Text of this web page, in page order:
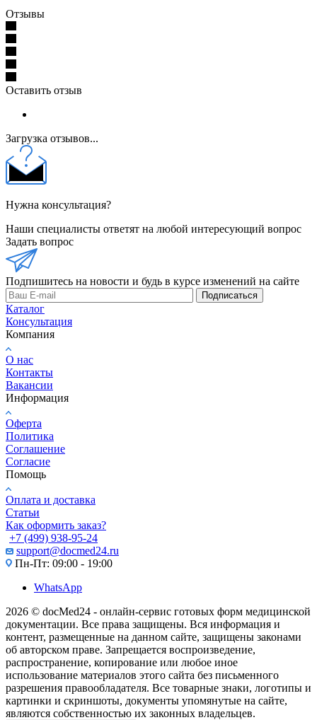
Отзывы
Оставить отзыв
Загрузка отзывов...
Нужна консультация?
Наши специалисты ответят на любой интересующий вопрос
Задать вопрос
Подпишитесь на новости и будь в курсе изменений на сайте
Подписаться
Каталог
Консультация
Компания
О нас
Контакты
Вакансии
Информация
Оферта
Политика
Соглашение
Согласие
Помощь
Оплата и доставка
Статьи
Как оформить заказ?
+7 (499) 938-95-24
support@docmed24.ru
Пн-Пт: 09:00 - 19:00
WhatsApp
2026 © docMed24 - онлайн-сервис готовых форм медицинской
документации. Все права защищены. Вся информация и
контент, размещенные на данном сайте, защищены законами
об авторском праве. Запрещается воспроизведение,
распространение, копирование или любое иное
использование материалов этого сайта без письменного
разрешения правообладателя. Все товарные знаки, логотипы и
картинки и скриншоты, документы упомянутые на сайте,
являются собственностью их законных владельцев.